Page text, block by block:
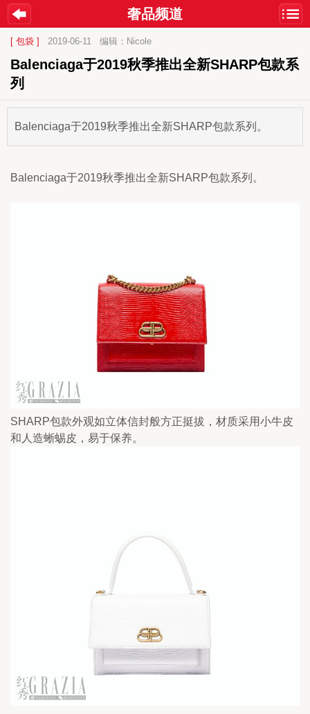
奢品频道
[ 包袋 ] 2019-06-11 编辑：Nicole
​Balenciaga于2019秋季推出全新SHARP包款系
列
​Balenciaga于2019秋季推出全新SHARP包款系列。
Balenciaga于2019秋季推出全新SHARP包款系列。
SHARP包款外观如立体信封般方正挺拔，材质采用小牛皮
和人造蜥蜴皮，易于保养。